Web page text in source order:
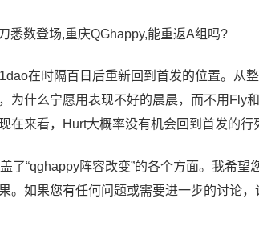
悉数登场,重庆QGhappy,能重返A组吗?
在时隔百日后重新回到首发的位置。从
为什么宁愿用表现不好的晨晨，而不用Fly
在来看，Hurt大概率没有机会回到首发的行
了“qghappy阵容改变”的各个方面。我希
。如果您有任何问题或需要进一步的讨论，